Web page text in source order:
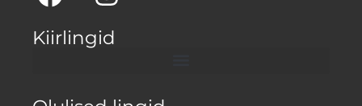
Kiirlingid